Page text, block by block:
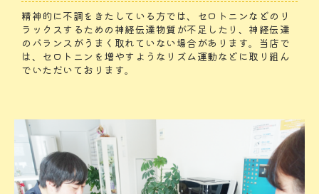
精神的に不調をきたしている方では、セロトニンなどのリ
ラックスするための神経伝達物質が不足したり、神経伝達
のバランスがうまく取れていない場合があります。当店で
は、セロトニンを増やすようなリズム運動などに取り組ん
でいただいております。